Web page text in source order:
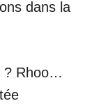
dans la
? Rhoo…